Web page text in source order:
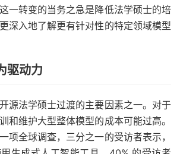
一转变的当务之急是降低法学硕士的培
深入地了解更有针对性的特定领域模型
驱动力
源法学硕士过渡的主要因素之一。对于
和维护大型整体模型的成本可能过高。
项全球调查，三分之一的受访者表示，